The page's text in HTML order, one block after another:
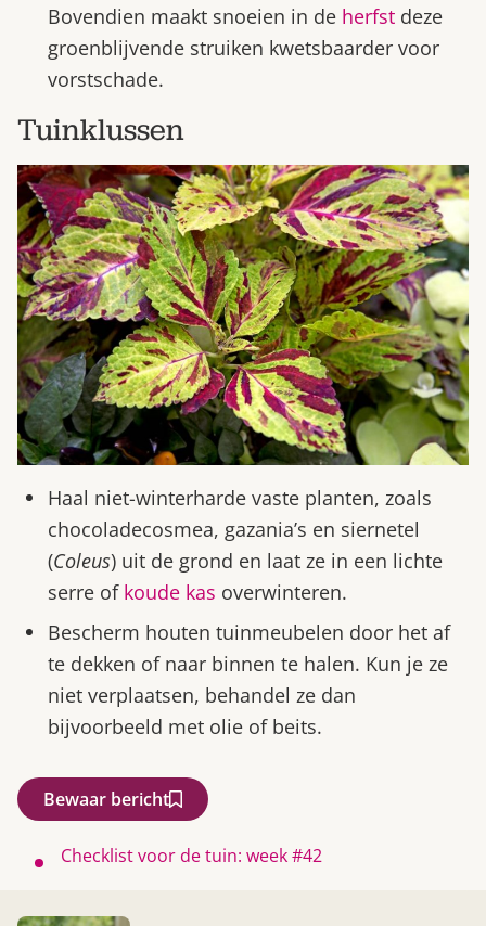
Bovendien maakt snoeien in de herfst deze
groenblijvende struiken kwetsbaarder voor
vorstschade.
Tuinklussen
Haal niet-winterharde vaste planten, zoals
chocoladecosmea, gazania’s en siernetel
(Coleus) uit de grond en laat ze in een lichte
serre of koude kas overwinteren.
Bescherm houten tuinmeubelen door het af
te dekken of naar binnen te halen. Kun je ze
niet verplaatsen, behandel ze dan
bijvoorbeeld met olie of beits.
Bewaar bericht
Checklist voor de tuin: week #42